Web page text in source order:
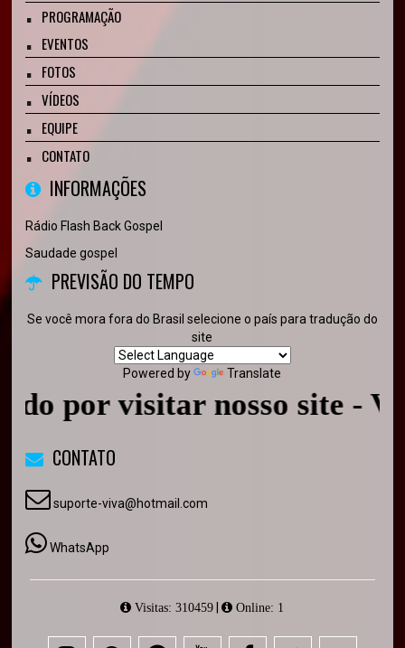
PROGRAMAÇÃO
EVENTOS
FOTOS
VÍDEOS
EQUIPE
CONTATO
INFORMAÇÕES
Rádio Flash Back Gospel
Saudade gospel
PREVISÃO DO TEMPO
Se você mora fora do Brasil selecione o país para tradução do
site
Powered by Translate
por visitar nosso site -
CONTATO
suporte-viva@hotmail.com
WhatsApp
Visitas: 310459 | Online: 1